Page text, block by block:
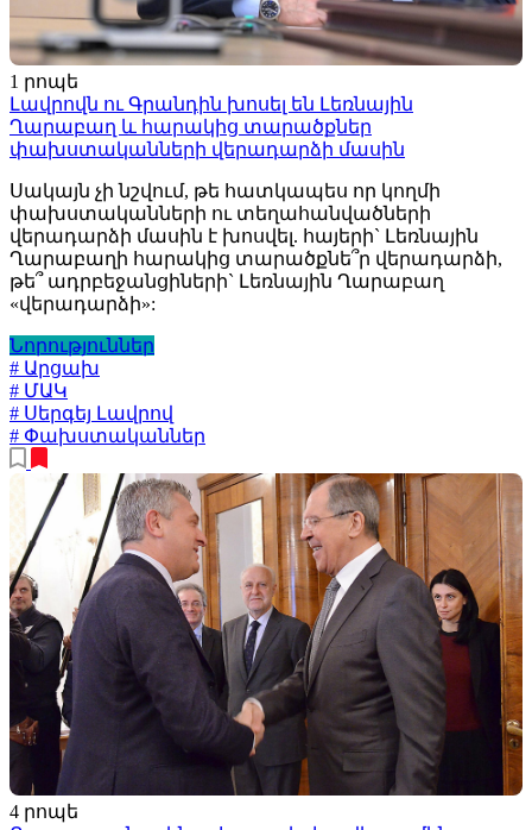
1 րոպե
Լավրովն ու Գրանդին խոսել են Լեռնային
Ղարաբաղ և հարակից տարածքներ
փախստականների վերադարձի մասին
Սակայն չի նշվում, թե հատկապես որ կողմի
փախստականների ու տեղահանվածների
վերադարձի մասին է խոսվել. հայերի` Լեռնային
Ղարաբաղի հարակից տարածքնե՞ր վերադարձի,
թե՞ ադրբեջանցիների` Լեռնային Ղարաբաղ
«վերադարձի»:
Նորություններ
# Արցախ
# ՄԱԿ
# Սերգեյ Լավրով
# Փախստականներ
4 րոպե